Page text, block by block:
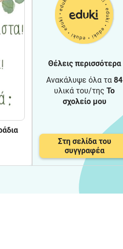
Θέλεις περισσότερα
Ανακάλυψε όλα τα 84
υλικά του/της Το
σχολείο μου
Στη σελίδα του
συγγραφέα